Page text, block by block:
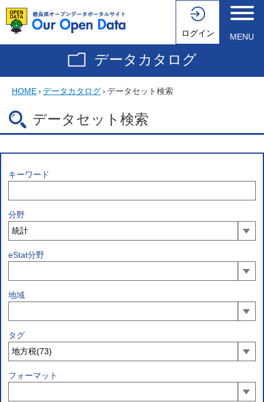
ログイン MENU
データカタログ
HOME› データカタログ› データセット検索
データセット検索
キーワード
分野
eStat分野
地域
タグ
フォーマット